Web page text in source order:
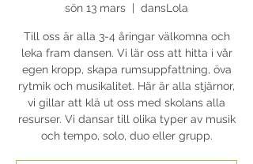
sön 13 mars dansLola
Till oss är alla 3-4 åringar välkomna och
leka fram dansen. Vi lär oss att hitta i vår
egen kropp, skapa rumsuppfattning, öva
rytmik och musikalitet. Här är alla stjärnor,
vi gillar att klä ut oss med skolans alla
resurser. Vi dansar till olika typer av musik
och tempo, solo, duo eller grupp.